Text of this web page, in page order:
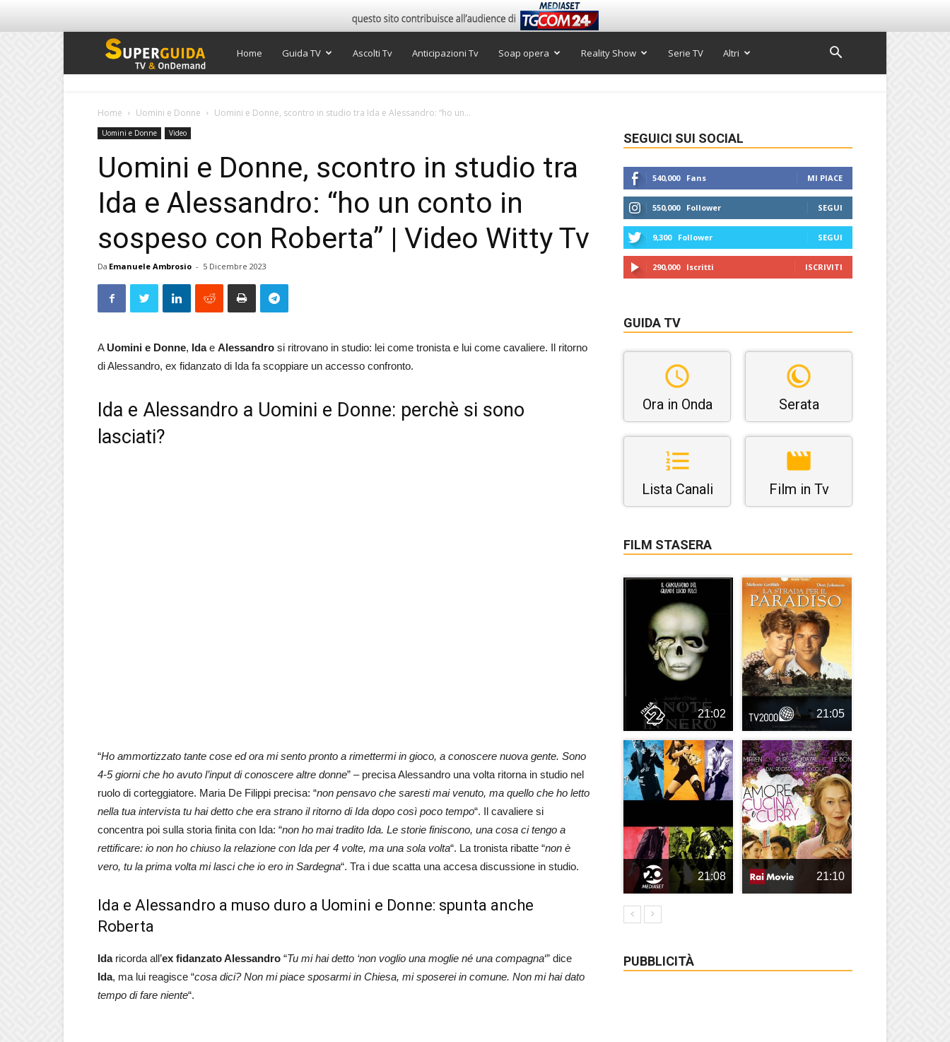
Super
Home Guida TV Ascolti Tv Anticipazioni Tv Soap opera Reality Show Serie TV Altri
Home Uomini e Donne Uomini e Donne, scontro in studio tra Ida e Alessandro: “ho un...
Uomini e Donne Video
Uomini e Donne, scontro in studio tra
Ida e Alessandro: “ho un conto in
sospeso con Roberta” | Video Witty Tv
Da Emanuele Ambrosio - 5 Dicembre 2023
A Uomini e Donne, Idae Alessandro si ritrovano in studio: lei come tronista e lui come cavaliere. Il ritorno
di Alessandro, ex fidanzato di Ida fa scoppiare un accesso confronto.
Ida e Alessandro a Uomini e Donne: perchè si sono
lasciati?
“Ho ammortizzato tante cose ed ora mi sento pronto a rimettermi in gioco, a conoscere nuova gente. Sono
4-5 giorni che ho avuto l’input di conoscere altre donne” – precisa Alessandro una volta ritorna in studio nel
ruolo di corteggiatore. Maria De Filippi precisa: “non pensavo che saresti mai venuto, ma quello che ho letto
nella tua intervista tu hai detto che era strano il ritorno di Ida dopo così poco tempo“. Il cavaliere si
concentra poi sulla storia finita con Ida: “non ho mai tradito Ida. Le storie finiscono, una cosa ci tengo a
rettificare: io non ho chiuso la relazione con Ida per 4 volte, ma una sola volta“. La tronista ribatte “non è
vero, tu la prima volta mi lasci che io ero in Sardegna“. Tra i due scatta una accesa discussione in studio.
Ida e Alessandro a muso duro a Uomini e Donne: spunta anche
Roberta
Idaricorda all’ex fidanzato Alessandro “Tu mi hai detto ‘non voglio una moglie né una compagna‘” dice
Ida, ma lui reagisce “cosa dici? Non mi piace sposarmi in Chiesa, mi sposerei in comune. Non mi hai dato
tempo di fare niente“.
SEGUICI SUI SOCIAL
540,000 Fans MI PIACE
550,000 Follower SEGUI
9,300 Follower SEGUI
290,000 Iscritti ISCRIVITI
GUIDA TV
Ora in Onda Serata
Lista Canali Film in Tv
FILM STASERA
21:02 21:05
21:08 21:10
PUBBLICITÀ